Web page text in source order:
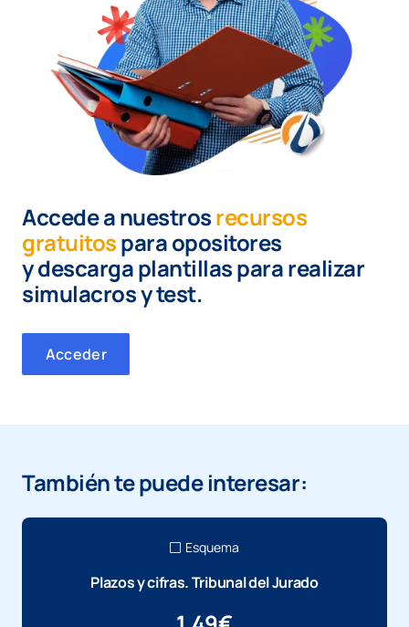
Accede a nuestrosrecursos
gratuitospara opositores
ydescarga plantillas para realizar
simulacros y test.
Acceder
También te puede interesar:
Esquema
Plazos y cifras. Tribunal del Jurado